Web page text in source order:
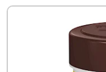
€14.99